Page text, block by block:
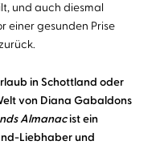
und auch diesmal
einer gesunden Prise
in Schottland oder
von Diana Gabaldons
Almanacist ein
Liebhaber und